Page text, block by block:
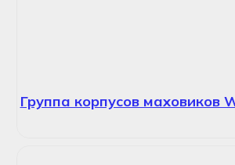
Группа корпусов маховиков